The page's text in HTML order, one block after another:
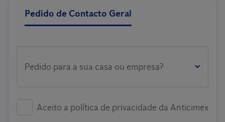
Pedido de Contacto Geral
Pedido para a sua casa ou empresa?
Aceito a política de privacidade da Anticimex